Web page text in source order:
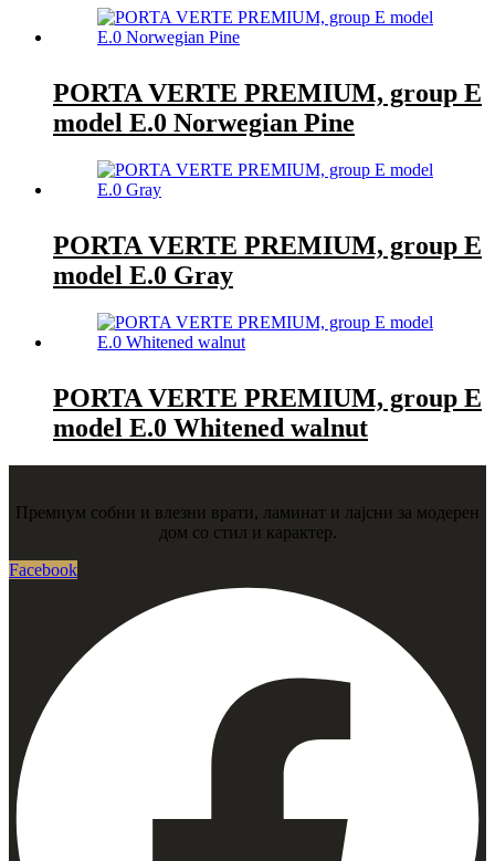
PORTA VERTE PREMIUM, group E
model E.0 Norwegian Pine
PORTA VERTE PREMIUM, group E
model E.0 Gray
PORTA VERTE PREMIUM, group E
model E.0 Whitened walnut
Премиум собни и влезни врати, ламинат и лајсни за модерен
дом со стил и карактер.
Facebook